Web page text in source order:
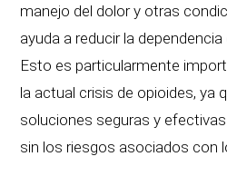
manejo del dolor y otras
ayuda a reducir la
Esto es particularmente
la actual crisis de opioides, ya
soluciones seguras y
sin los riesgos asociados con